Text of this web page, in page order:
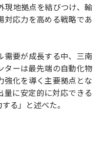
現地拠点を結びつけ、輸
対応力を高める戦略であ
需要が成長する中、三南
ターは最先端の自動化物
強化を導く主要拠点とな
量に安定的に対応できる
る」と述べた。